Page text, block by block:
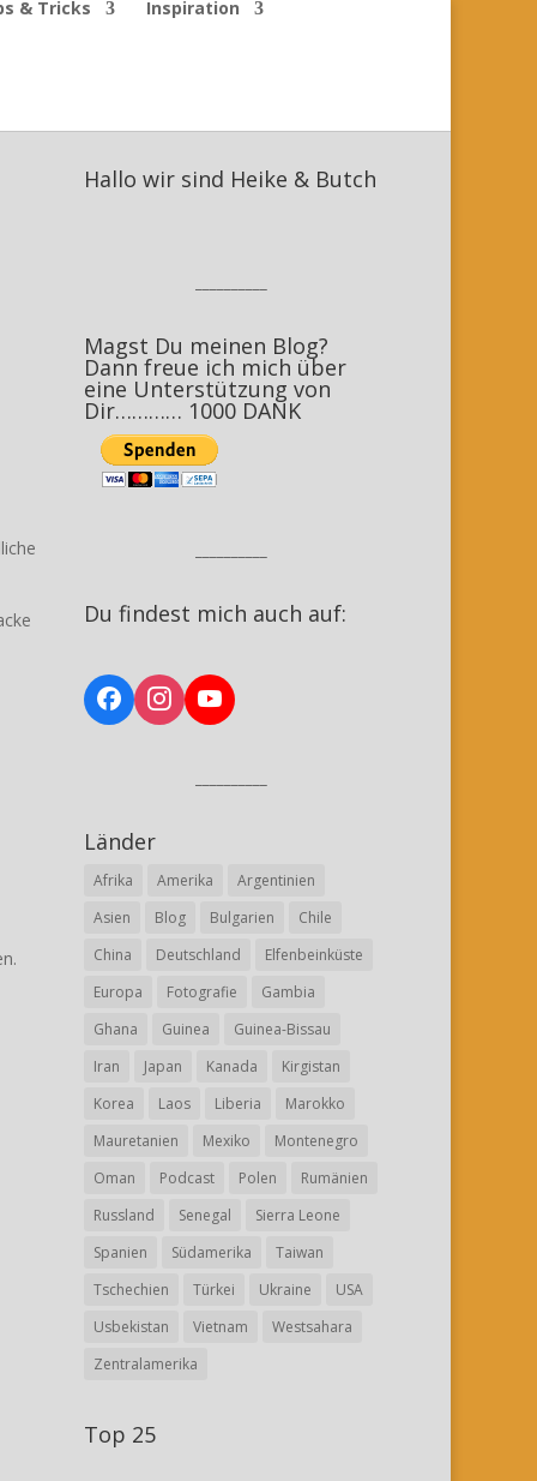
& Tricks Inspiration
Hallo wir sind Heike & Butch
Magst Du meinen Blog?
Dann freue ich mich über
eine Unterstützung von
Dir………… 1000 DANK
Du findest mich auch auf:
Länder
Afrika Amerika
Argentinien
Asien
Blog Bulgarien
Chile
China
Deutschland
Elfenbeinküste
Europa
Fotografie
Gambia
Ghana
Guinea
Guinea-Bissau
Iran
Japan Kanada
Kirgistan
Korea
Laos Liberia
Marokko
Mauretanien
Mexiko
Montenegro
Oman
Podcast Polen
Rumänien
Russland
Senegal
Sierra Leone
Spanien
Südamerika
Taiwan
Tschechien
Türkei Ukraine
USA
Usbekistan
Vietnam
Westsahara
Zentralamerika
Top 25